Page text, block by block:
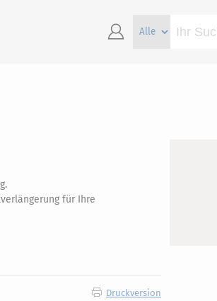
für Ihre
Druckversion